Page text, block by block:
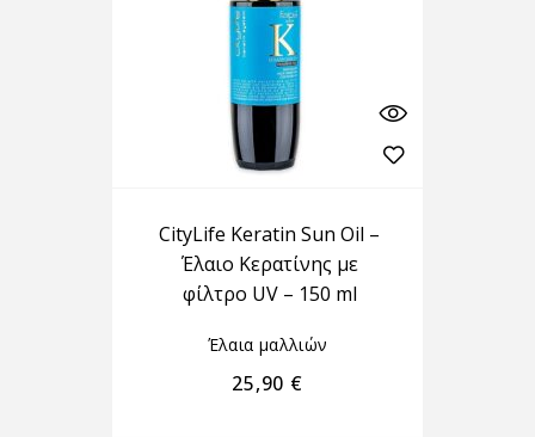
CityLife Keratin Sun Oil –
Έλαιο Κερατίνης με
φίλτρο UV – 150 ml
Έλαια μαλλιών
25,90 €